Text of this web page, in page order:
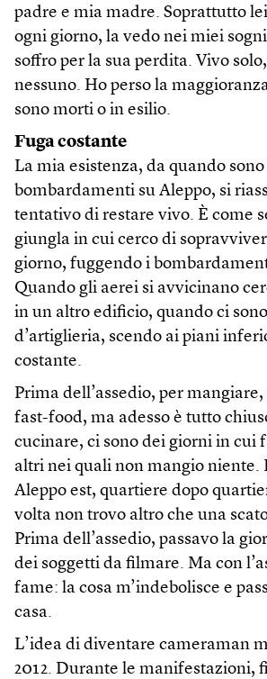
padre e mia madre. Soprattutto
ogni giorno, la vedo nei miei
soffro per la sua perdita. Vivo
nessuno. Ho perso la
sono morti o in esilio.
Fuga costante
La mia esistenza, da quando
bombardamenti su Aleppo, si
tentativo di restare vivo. È come
giungla in cui cerco di
giorno, fuggendo i
Quando gli aerei si avvicinano
in un altro edificio, quando ci
d’artiglieria, scendo ai piani
costante.
Prima dell’assedio, per
fast-food, ma adesso è tutto
cucinare, ci sono dei giorni in cui
altri nei quali non mangio niente.
Aleppo est, quartiere dopo
volta non trovo altro che una
Prima dell’assedio, passavo la
dei soggetti da filmare. Ma con
fame: la cosa m’indebolisce e
casa.
L’idea di diventare cameraman
2012. Durante le manifestazioni,